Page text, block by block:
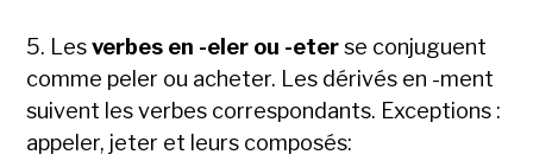
5. Lesverbes en -eler ou -eterse conjuguent
comme peler ou acheter. Les dérivés en -ment
suivent les verbes correspondants. Exceptions :
appeler, jeter et leurs composés: